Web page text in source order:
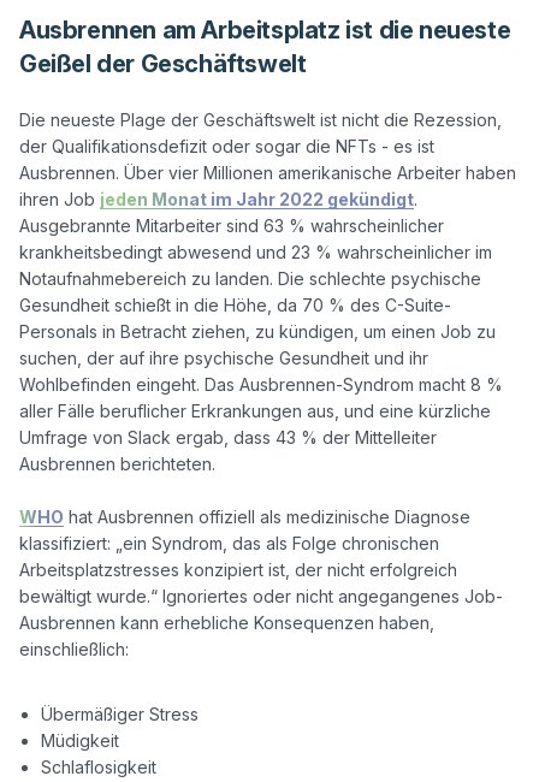
Ausbrennen am Arbeitsplatz ist die neueste
Geißel der Geschäftswelt
Die neueste Plage der Geschäftswelt ist nicht die Rezession,
der Qualifikationsdefizit oder sogar die NFTs - es ist
Ausbrennen. Über vier Millionen amerikanische Arbeiter haben
ihren Job jeden Monat im Jahr 2022 gekündigt.
Ausgebrannte Mitarbeiter sind 63 % wahrscheinlicher
krankheitsbedingt abwesend und 23 % wahrscheinlicher im
Notaufnahmebereich zu landen. Die schlechte psychische
Gesundheit schießt in die Höhe, da 70 % des C-Suite-
Personals in Betracht ziehen, zu kündigen, um einen Job zu
suchen, der auf ihre psychische Gesundheit und ihr
Wohlbefinden eingeht. Das Ausbrennen-Syndrom macht 8 %
aller Fälle beruflicher Erkrankungen aus, und eine kürzliche
Umfrage von Slack ergab, dass 43 % der Mittelleiter
Ausbrennen berichteten.
WHO hat Ausbrennen offiziell als medizinische Diagnose
klassifiziert: „ein Syndrom, das als Folge chronischen
Arbeitsplatzstresses konzipiert ist, der nicht erfolgreich
bewältigt wurde.“ Ignoriertes oder nicht angegangenes Job-
Ausbrennen kann erhebliche Konsequenzen haben,
einschließlich:
Übermäßiger Stress
Müdigkeit
Schlaflosigkeit